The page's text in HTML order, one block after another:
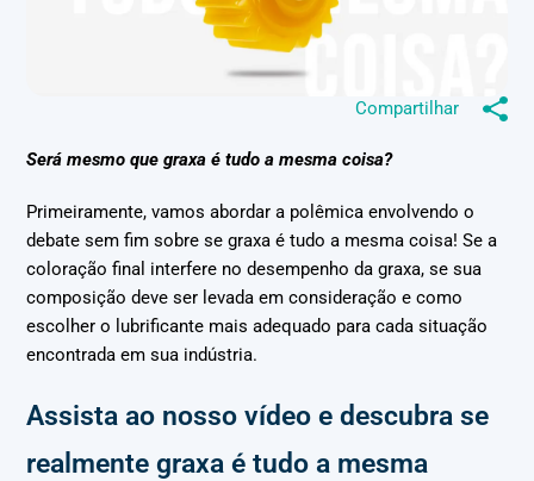
Compartilhar
Será mesmo que graxa é tudo a mesma coisa?
Primeiramente, vamos abordar a polêmica envolvendo o
debate sem fim sobre se graxa é tudo a mesma coisa! Se a
coloração final interfere no desempenho da graxa, se sua
composição deve ser levada em consideração e como
escolher o lubrificante mais adequado para cada situação
encontrada em sua indústria.
Assista ao nosso vídeo e descubra se
realmente graxa é tudo a mesma